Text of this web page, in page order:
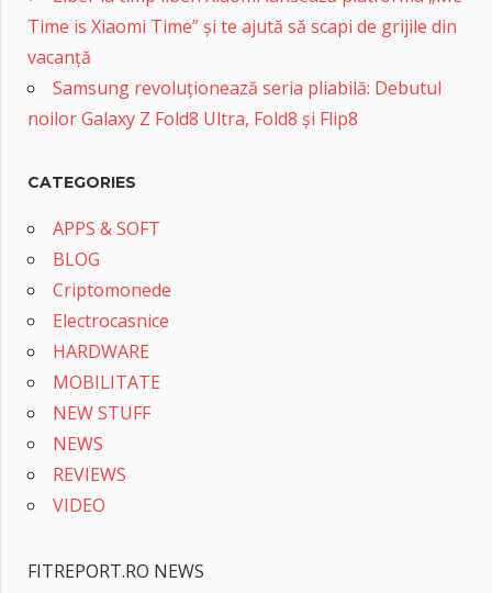
Time is Xiaomi Time” și te ajută să scapi de grijile din
vacanță
Samsung revoluționează seria pliabilă: Debutul
noilor Galaxy Z Fold8 Ultra, Fold8 și Flip8
CATEGORIES
APPS & SOFT
BLOG
Criptomonede
Electrocasnice
HARDWARE
MOBILITATE
NEW STUFF
NEWS
REVIEWS
VIDEO
FITREPORT.RO NEWS